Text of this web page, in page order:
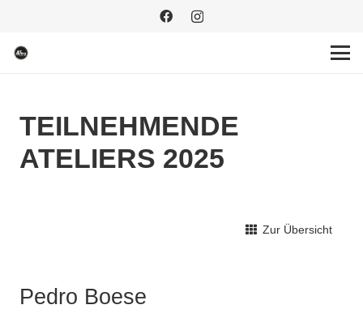
TEILNEHMENDE
ATELIERS 2025
Zur Übersicht
Pedro Boese